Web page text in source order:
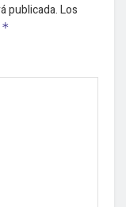
publicada.Los
*